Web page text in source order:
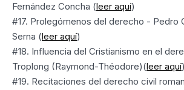
Fernández Concha (leer aquí)
#17. Prolegómenos del derecho - Pedro
Serna (leer aquí)
#18. Influencia del Cristianismo en el
Troplong (Raymond-Théodore)(leer aquí)
#19. Recitaciones del derecho civil